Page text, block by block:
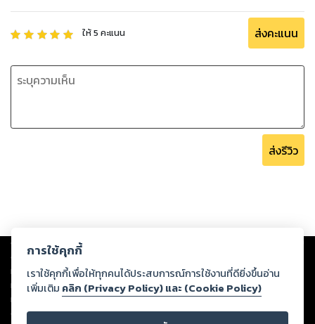
ให้5 คะแนน ส่งคะแนน
ส่งรีวิว
Copyright © 2026
ต่อผลงานหรือเนื้อหาใดที่อัปโหลดผ่านเว็บไซต์และปรากฏว่าละเมิดสิทธิใน
ทรัพย์สินทางปัญญาของบุคคลอื่นหรือขัดต่อกฎหมายและศีลธรรม ดังนั้น ผู้อ่าน
ทุกท่านโปรดใช้วิจารณญาณในการกลั่นกรองด้วยตนเอง และหากท่านพบว่าส่วน
หนึ่งส่วนใดขัดต่อกฎหมายและศีลธรรม กรุณาแจ้งมายังบริษัท เพื่อทีมงานจะได้
ดำเนินการในทันที ทั้งนี้ ทางสตอรี่ล็อกขอสงวนลิขสิทธิ์ตามพระราชบัญญัติ
การใช้คุกกี้
เราใช้คุกกี้เพื่อให้ทุกคนได้ประสบการณ์การใช้งานที่ดียิ่งขึ้นอ่าน
เพิ่มเติม คลิก (Privacy Policy) และ (Cookie Policy)